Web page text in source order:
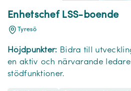
Enhetschef LSS-boende
Tyresö
Höjdpunkter: Bidra till
en aktiv och närvarande
stödfunktioner.